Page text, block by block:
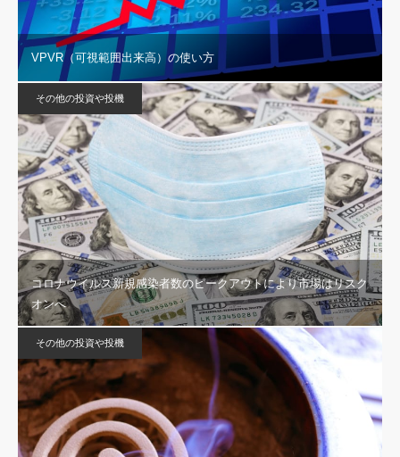
VPVR（可視範囲出来高）の使い方
その他の投資や投機
コロナウイルス新規感染者数のピークアウトにより市場はリスク
オンへ
その他の投資や投機